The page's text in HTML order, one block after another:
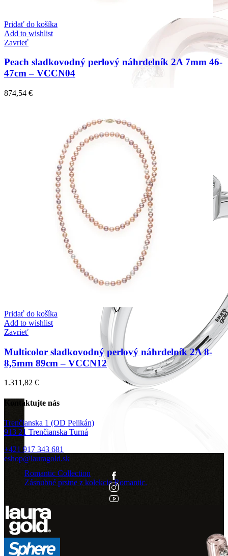
Zásnubné prstne z kolekcie Forever.
Romantic Collection
Zásnubné prstne z kolekcie Romantic.
Pridať do košíka
Add to wishlist
Zavrieť
Peach sladkovodný perlový náhrdelník 2A 7mm 46-
47cm – VCCN04
874,54 €
Pridať do košíka
Add to wishlist
Zavrieť
Multicolor sladkovodný perlový náhrdelník 2A 8-
8,5mm 89cm – VCCN12
1.311,82 €
Kontaktujte nás
Trenčianska 1 (OD Pelikán)
913 21 Trenčianska Turná
+421 917 343 681
eshop@lauragold.sk